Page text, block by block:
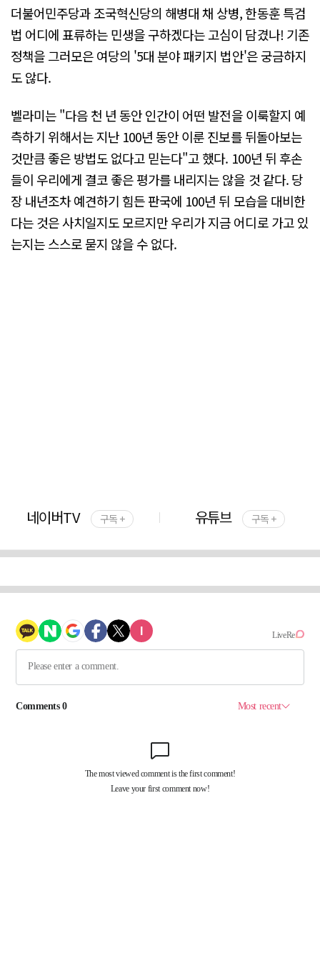
더불어민주당과 조국혁신당의 해병대 채 상병, 한동훈 특검
법 어디에 표류하는 민생을 구하겠다는 고심이 담겼나! 기존
정책을 그러모은 여당의 '5대 분야 패키지 법안'은 궁금하지
도 않다.
벨라미는 "다음 천 년 동안 인간이 어떤 발전을 이룩할지 예
측하기 위해서는 지난 100년 동안 이룬 진보를 뒤돌아보는
것만큼 좋은 방법도 없다고 믿는다"고 했다. 100년 뒤 후손
들이 우리에게 결코 좋은 평가를 내리지는 않을 것 같다. 당
장 내년조차 예견하기 힘든 판국에 100년 뒤 모습을 대비한
다는 것은 사치일지도 모르지만 우리가 지금 어디로 가고 있
는지는 스스로 묻지 않을 수 없다.
네이버TV 구독 + 유튜브 구독 +